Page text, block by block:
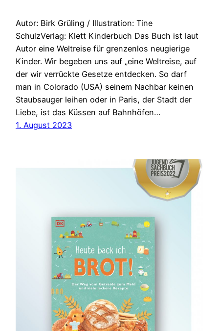
Autor: Birk Grüling / Illustration: Tine
SchulzVerlag: Klett Kinderbuch Das Buch ist laut
Autor eine Weltreise für grenzenlos neugierige
Kinder. Wir begeben uns auf „eine Weltreise, auf
der wir verrückte Gesetze entdecken. So darf
man in Colorado (USA) seinem Nachbar keinen
Staubsauger leihen oder in Paris, der Stadt der
Liebe, ist das Küssen auf Bahnhöfen…
1. August 2023